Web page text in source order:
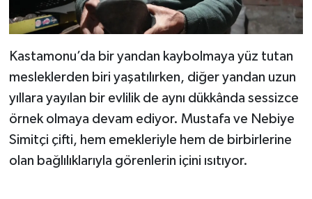
Kastamonu’da bir yandan kaybolmaya yüz tutan
mesleklerden biri yaşatılırken, diğer yandan uzun
yıllara yayılan bir evlilik de aynı dükkânda sessizce
örnek olmaya devam ediyor. Mustafa ve Nebiye
Simitçi çifti, hem emekleriyle hem de birbirlerine
olan bağlılıklarıyla görenlerin içini ısıtıyor.